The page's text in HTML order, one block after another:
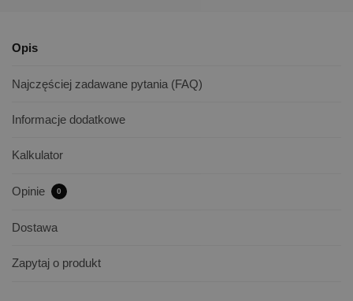
Opis
Najczęściej zadawane pytania (FAQ)
Informacje dodatkowe
Kalkulator
Opinie 0
Dostawa
Zapytaj o produkt